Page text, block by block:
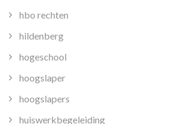
hbo rechten
hildenberg
hogeschool
hoogslaper
hoogslapers
huiswerkbegeleiding